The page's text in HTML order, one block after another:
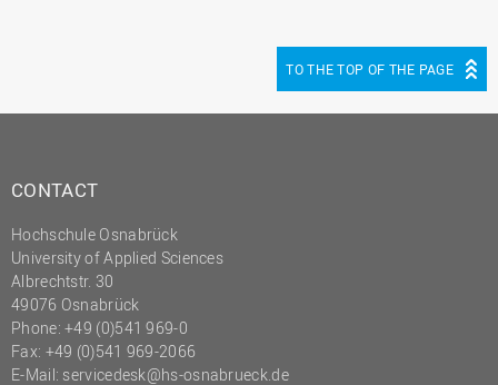
Personalrat
Präsidialbüro
Professional School
Projekte des Präsidiums
Projektmanagement Office
(PMO)
TO THE TOP OF THE PAGE
CONTACT
Hochschule Osnabrück
University of Applied Sciences
Albrechtstr. 30
49076 Osnabrück
Phone: +49 (0)541 969-0
Fax: +49 (0)541 969-2066
E-Mail: servicedesk@hs-osnabrueck.de